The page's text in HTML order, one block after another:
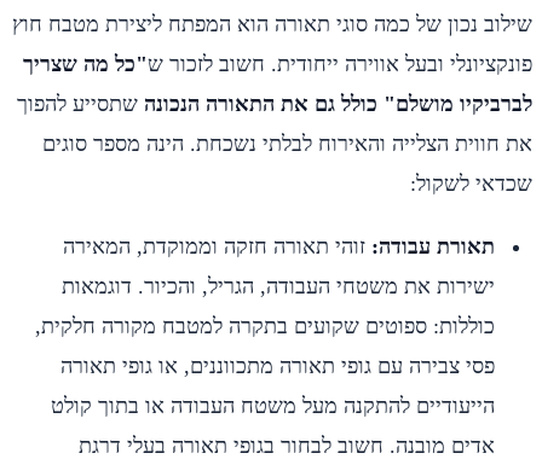
שילוב נכון של כמה סוגי תאורה הוא המפתח ליצירת מטבח חוץ
פונקציונלי ובעל אווירה ייחודית. חשוב לזכור ש"כל מה שצריך
לברביקיו מושלם" כולל גם את התאורה הנכונה שתסייע להפוך
את חווית הצלייה והאירוח לבלתי נשכחת. הינה מספר סוגים
שכדאי לשקול:
תאורת עבודה: זוהי תאורה חזקה וממוקדת, המאירה
ישירות את משטחי העבודה, הגריל, והכיור. דוגמאות
כוללות: ספוטים שקועים בתקרה למטבח מקורה חלקית,
פסי צבירה עם גופי תאורה מתכווננים, או גופי תאורה
הייעודיים להתקנה מעל משטח העבודה או בתוך קולט
אדים מובנה. חשוב לבחור בגופי תאורה בעלי דרגת